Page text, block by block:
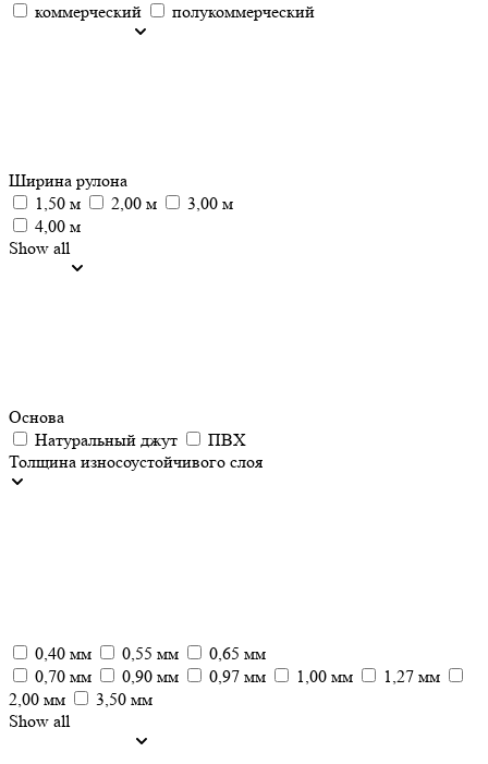
коммерческий
полукоммерческий
Ширина рулона
1,50 м
2,00 м
3,00 м
4,00 м
Show all
Основа
Натуральный джут
ПВХ
Толщина износоустойчивого слоя
0,40 мм 0,55 мм
0,65 мм
0,70 мм
0,90 мм 0,97 мм 1,00 мм
1,27 мм
2,00 мм
3,50 мм
Show all